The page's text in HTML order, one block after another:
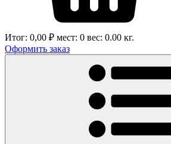
Итог: 0,00 ₽ мест: 0 вес: 0.00 кг.
Оформить заказ